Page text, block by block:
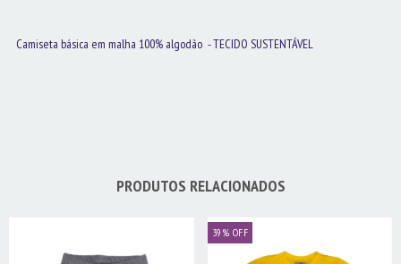
Camiseta básica em malha 100% algodão - TECIDO SUSTENTÁVEL
PRODUTOS RELACIONADOS
39 % OFF